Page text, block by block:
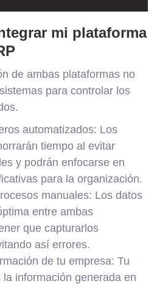
mi plataforma
de ambas plataformas no
para controlar los
automatizados: Los
tiempo al evitar
y podrán enfocarse en
para la organización.
manuales: Los datos
entre ambas
que capturarlos
así errores.
de tu empresa: Tu
información generada en